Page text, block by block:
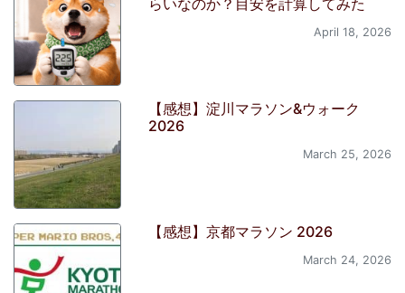
らいなのか？目安を計算してみた
April 18, 2026
【感想】淀川マラソン&ウォーク
2026
March 25, 2026
【感想】京都マラソン 2026
March 24, 2026